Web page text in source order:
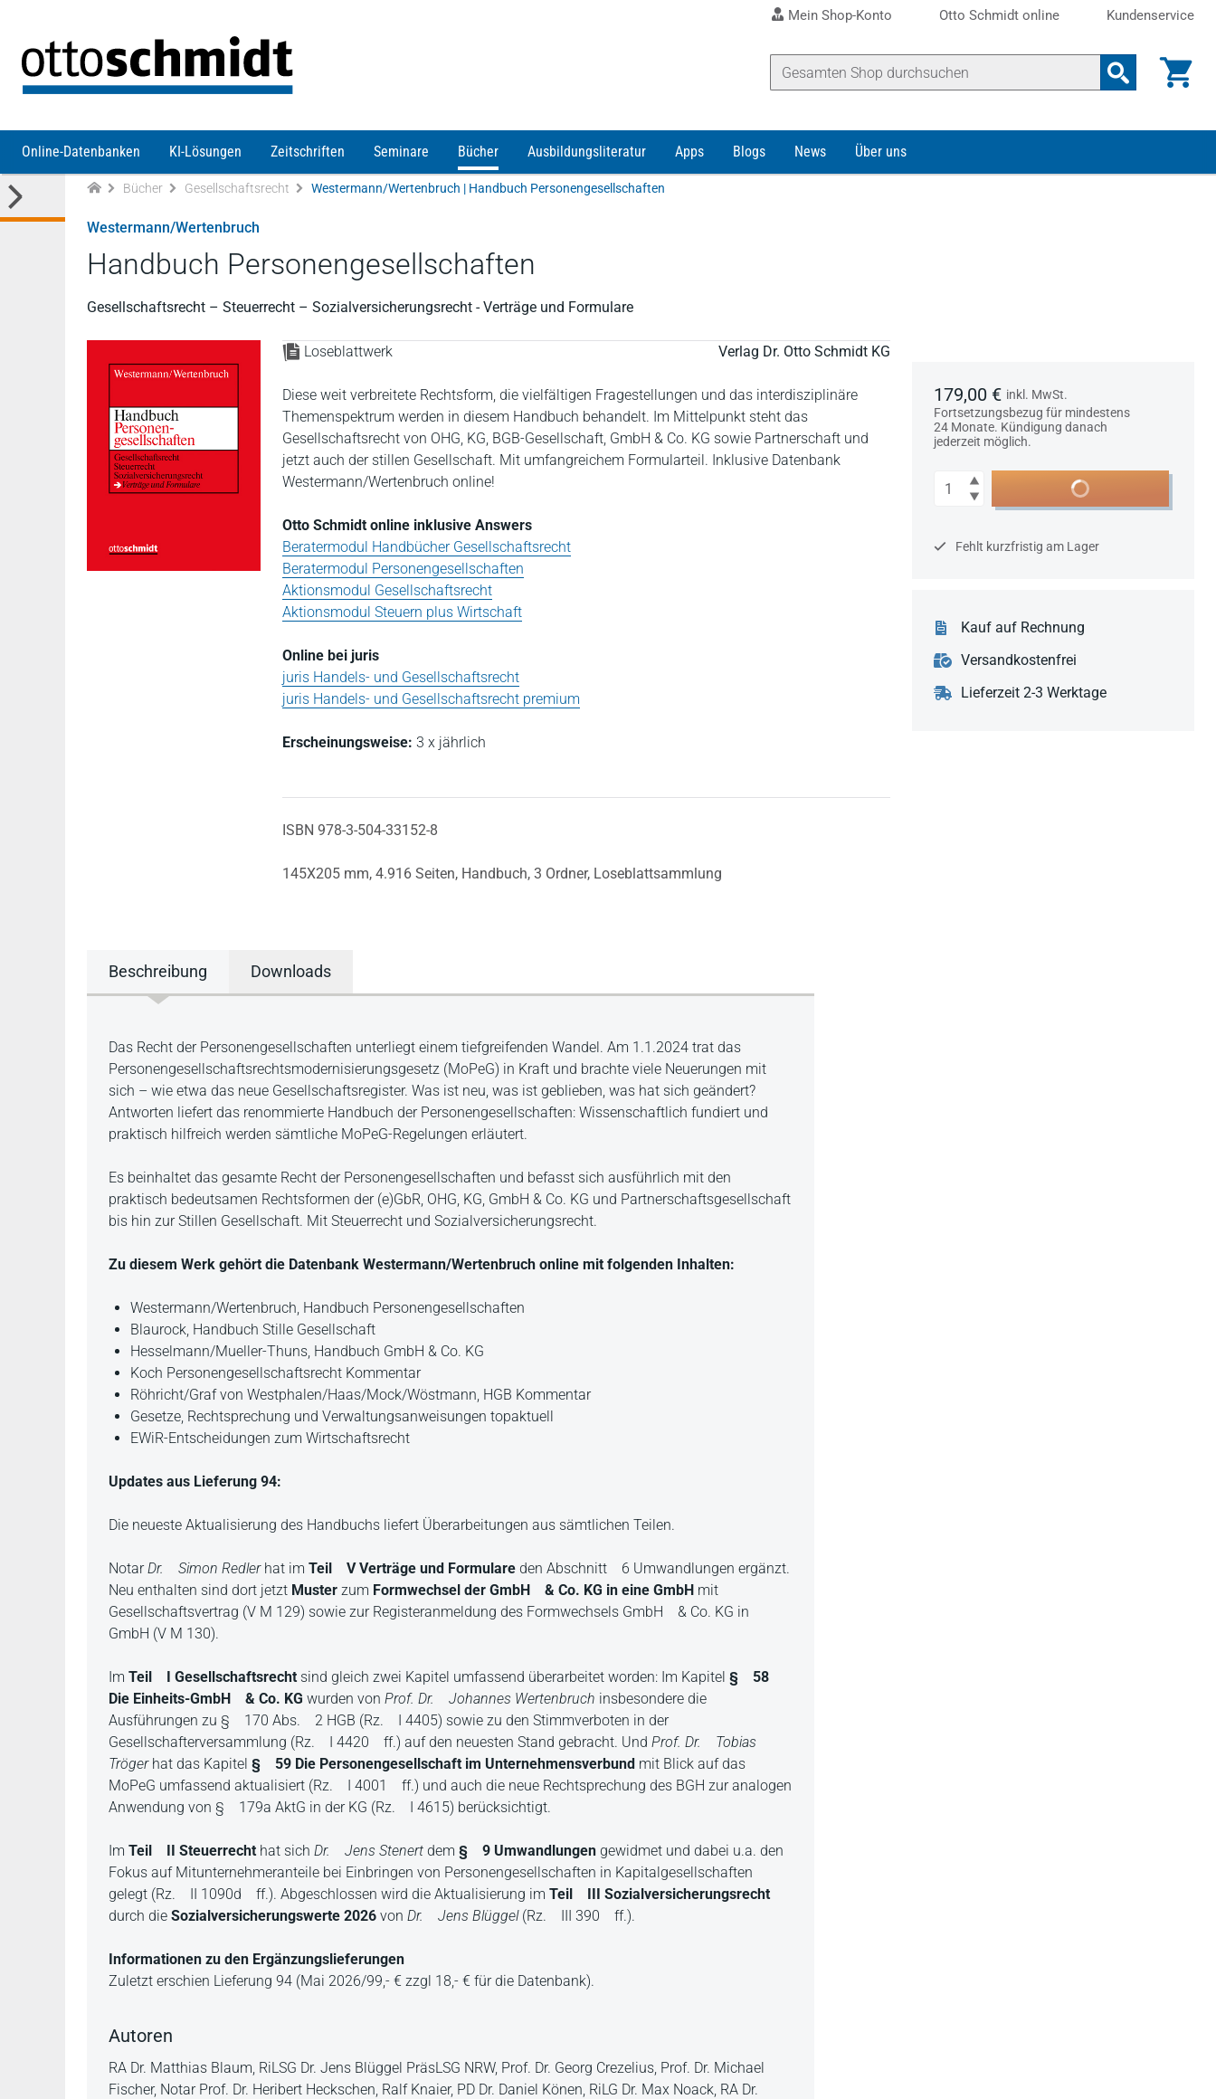
Mein Shop-Konto Otto Schmidt online Kundenservice
Online-Datenbanken KI-Lösungen Zeitschriften Seminare Bücher Ausbildungsliteratur Apps Blogs News Über uns
Bücher Gesellschaftsrecht Westermann/Wertenbruch | Handbuch Personengesellschaften
Westermann/Wertenbruch
Handbuch Personengesellschaften
Gesellschaftsrecht – Steuerrecht – Sozialversicherungsrecht - Verträge und Formulare
Loseblattwerk Verlag Dr. Otto Schmidt KG
Diese weit verbreitete Rechtsform, die vielfältigen Fragestellungen und das interdisziplinäre
Themenspektrum werden in diesem Handbuch behandelt. Im Mittelpunkt steht das
Gesellschaftsrecht von OHG, KG, BGB-Gesellschaft, GmbH & Co. KG sowie Partnerschaft und
jetzt auch der stillen Gesellschaft. Mit umfangreichem Formularteil. Inklusive Datenbank
Westermann/Wertenbruch online!
Otto Schmidt online inklusive Answers
Beratermodul Handbücher Gesellschaftsrecht
Beratermodul Personengesellschaften
Aktionsmodul Gesellschaftsrecht
Aktionsmodul Steuern plus Wirtschaft
Online bei juris
juris Handels- und Gesellschaftsrecht
juris Handels- und Gesellschaftsrecht premium
Erscheinungsweise: 3 x jährlich
ISBN 978-3-504-33152-8
145X205 mm, 4.916 Seiten, Handbuch, 3 Ordner, Loseblattsammlung
179,00 € inkl. MwSt.
Fortsetzungsbezug für mindestens
24 Monate. Kündigung danach
jederzeit möglich.
Anzahl In den Warenkorb
Fehlt kurzfristig am Lager
Kauf auf Rechnung
Versandkostenfrei
Lieferzeit 2-3 Werktage
Beschreibung Downloads
Beschreibung
Das Recht der Personengesellschaften unterliegt einem tiefgreifenden Wandel. Am 1.1.2024 trat das
Personengesellschaftsrechtsmodernisierungsgesetz (MoPeG) in Kraft und brachte viele Neuerungen mit
sich – wie etwa das neue Gesellschaftsregister. Was ist neu, was ist geblieben, was hat sich geändert?
Antworten liefert das renommierte Handbuch der Personengesellschaften: Wissenschaftlich fundiert und
praktisch hilfreich werden sämtliche MoPeG-Regelungen erläutert.
Es beinhaltet das gesamte Recht der Personengesellschaften und befasst sich ausführlich mit den
praktisch bedeutsamen Rechtsformen der (e)GbR, OHG, KG, GmbH & Co. KG und Partnerschaftsgesellschaft
bis hin zur Stillen Gesellschaft. Mit Steuerrecht und Sozialversicherungsrecht.
Zu diesem Werk gehört die Datenbank Westermann/Wertenbruch online mit folgenden Inhalten:
Westermann/Wertenbruch, Handbuch Personengesellschaften
Blaurock, Handbuch Stille Gesellschaft
Hesselmann/Mueller-Thuns, Handbuch GmbH & Co. KG
Koch Personengesellschaftsrecht Kommentar
Röhricht/Graf von Westphalen/Haas/Mock/Wöstmann, HGB Kommentar
Gesetze, Rechtsprechung und Verwaltungsanweisungen topaktuell
EWiR-Entscheidungen zum Wirtschaftsrecht
Updates aus Lieferung 94:
Die neueste Aktualisierung des Handbuchs liefert Überarbeitungen aus sämtlichen Teilen.
NotarDr. Simon Redlerhat im Teil V Verträge und Formulare den Abschnitt 6 Umwandlungen ergänzt.
Neu enthalten sind dort jetzt Muster zum Formwechsel der GmbH & Co. KG in eine GmbH mit
Gesellschaftsvertrag (V M 129) sowie zur Registeranmeldung des Formwechsels GmbH & Co. KG in
GmbH (V M 130).
Im Teil I Gesellschaftsrecht sind gleich zwei Kapitel umfassend überarbeitet worden: Im Kapitel § 58
Die Einheits-GmbH & Co. KG wurden von Prof. Dr. Johannes Wertenbruch insbesondere die
Ausführungen zu § 170 Abs. 2 HGB (Rz. I 4405) sowie zu den Stimmverboten in der
Gesellschafterversammlung (Rz. I 4420 ff.) auf den neuesten Stand gebracht. Und Prof. Dr. Tobias
Trögerhat das Kapitel § 59 Die Personengesellschaft im Unternehmensverbund mit Blick auf das
MoPeG umfassend aktualisiert (Rz. I 4001 ff.) und auch die neue Rechtsprechung des BGH zur analogen
Anwendung von § 179a AktG in der KG (Rz. I 4615) berücksichtigt.
Im Teil II Steuerrecht hat sich Dr. Jens Stenert dem § 9 Umwandlungen gewidmet und dabei u.a. den
Fokus auf Mitunternehmeranteile bei Einbringen von Personengesellschaften in Kapitalgesellschaften
gelegt (Rz. II 1090d ff.). Abgeschlossen wird die Aktualisierung im Teil III Sozialversicherungsrecht
durch die Sozialversicherungswerte 2026 von Dr. Jens Blüggel(Rz. III 390 ff.).
Informationen zu den Ergänzungslieferungen
Zuletzt erschien Lieferung 94 (Mai 2026/99,- € zzgl 18,- € für die Datenbank).
Autoren
RA Dr. Matthias Blaum, RiLSG Dr. Jens Blüggel PräsLSG NRW, Prof. Dr. Georg Crezelius, Prof. Dr. Michael
Fischer, Notar Prof. Dr. Heribert Heckschen, Ralf Knaier, PD Dr. Daniel Könen, RiLG Dr. Max Noack, RA Dr.